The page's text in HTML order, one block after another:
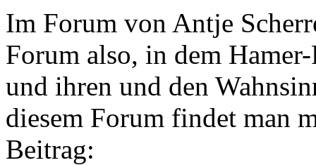
Im Forum von Antje
Forum also, in dem
und ihren und den
diesem Forum findet man
Beitrag: